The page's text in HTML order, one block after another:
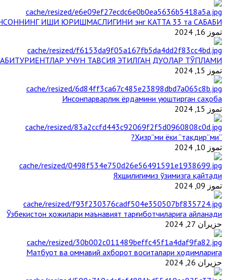
ИШИ ЮРИШМАСЛИГИНИ энг КАТТА 33 та САБАБИ
تموز 16, 2024
АБИТУРИЕНТЛАР УЧУН ТАВСИЯ ЭТИЛГАН ДУОЛАР ТЎПЛАМИ
تموز 15, 2024
Инсонпарварлик ёрдамини уюштирган саҳоба
تموز 15, 2024
“Ҳизр”ми ёки “тақдир”ми?
تموز 10, 2024
Яхшилигимиз ўзимизга қайтади
تموز 09, 2024
Ўзбекистон ҳожилари маънавият тарғиботчиларига айланади
حزيران 27, 2024
Матбуот ва оммавий ахборот воситалари ходимларига
حزيران 26, 2024